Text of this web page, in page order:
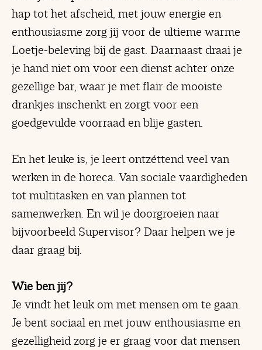
hap tot het afscheid, met jouw energie en
enthousiasme zorg jij voor de ultieme warme
Loetje-beleving bij de gast. Daarnaast draai je
je hand niet om voor een dienst achter onze
gezellige bar, waar je met flair de mooiste
drankjes inschenkt en zorgt voor een
goedgevulde voorraad en blije gasten.
En het leuke is, je leert ontzéttend veel van
werken in de horeca. Van sociale vaardigheden
tot multitasken en van plannen tot
samenwerken. En wil je doorgroeien naar
bijvoorbeeld Supervisor? Daar helpen we je
daar graag bij.
Wie ben jij?
Je vindt het leuk om met mensen om te gaan.
Je bent sociaal en met jouw enthousiasme en
gezelligheid zorg je er graag voor dat mensen